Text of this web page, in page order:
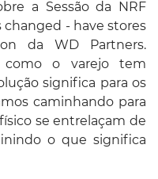
a Sessão da NRF
- have stores
da WD Partners.
como o varejo tem
significa para os
caminhando para
se entrelaçam de
o que significa